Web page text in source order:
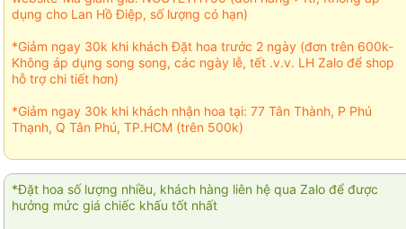
dụng cho Lan Hồ Điệp, số lượng có hạn)
*Giảm ngay 30k khi khách Đặt hoa trước 2 ngày (đơn trên 600k-
Không áp dụng song song, các ngày lễ, tết .v.v. LH Zalo để shop
hỗ trợ chi tiết hơn)
*Giảm ngay 30k khi khách nhận hoa tại: 77 Tân Thành, P Phú
Thạnh, Q Tân Phú, TP.HCM (trên 500k)
*Đặt hoa số lượng nhiều, khách hàng liên hệ qua Zalo để được
hưởng mức giá chiếc khấu tốt nhất